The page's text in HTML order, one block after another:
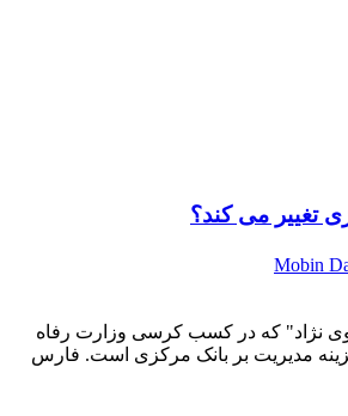
تغییر می کند؟
Mobin
نژاد" که در کسب کرسی وزارت رفاه
مدیریت بر بانک مرکزی است‌. فارس